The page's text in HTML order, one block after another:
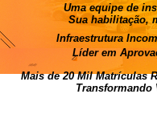
Transformando
Mais de 20 Mil Matrículas
Líder em
Infraestrutura
Sua habilitação,
Uma equipe de